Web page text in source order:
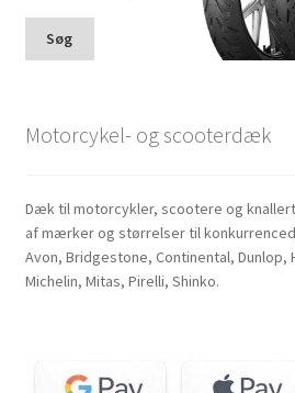
Søg
Motorcykel- og scooterdæk
Dæk til motorcykler, scootere og
af mærker og størrelser til
Avon, Bridgestone, Continental, Dunlop,
Michelin, Mitas, Pirelli, Shinko.